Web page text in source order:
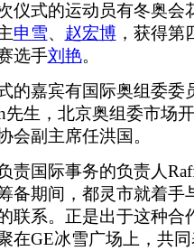
式的运动员有冬奥会
申雪、 赵宏博，获得第
选手刘艳。
嘉宾有国际奥组委委
先生，北京奥组委市场
会副主席任洪国。
国际事务的负责人
备期间，都灵市就着手
联系。正是出于这种合
在GE冰雪广场上，共